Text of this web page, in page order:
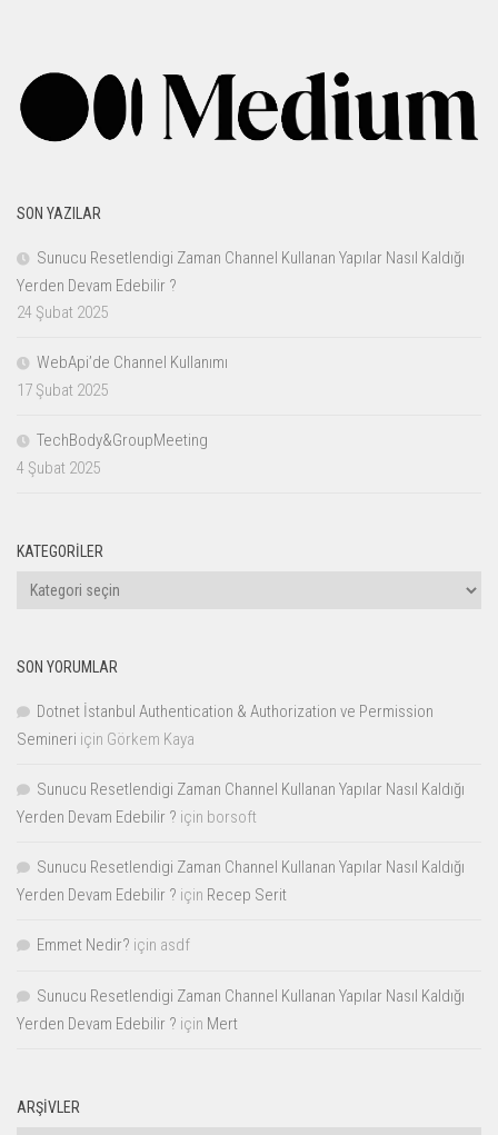
SON YAZILAR
Sunucu Resetlendigi Zaman Channel Kullanan Yapılar Nasıl Kaldığı
Yerden Devam Edebilir ?
24 Şubat 2025
WebApi’de Channel Kullanımı
17 Şubat 2025
TechBody&GroupMeeting
4 Şubat 2025
KATEGORILER
Kategoriler
SON YORUMLAR
Dotnet İstanbul Authentication & Authorization ve Permission
Semineri için Görkem Kaya
Sunucu Resetlendigi Zaman Channel Kullanan Yapılar Nasıl Kaldığı
Yerden Devam Edebilir ? için borsoft
Sunucu Resetlendigi Zaman Channel Kullanan Yapılar Nasıl Kaldığı
Yerden Devam Edebilir ? için Recep Serit
Emmet Nedir? için asdf
Sunucu Resetlendigi Zaman Channel Kullanan Yapılar Nasıl Kaldığı
Yerden Devam Edebilir ? için Mert
ARŞIVLER